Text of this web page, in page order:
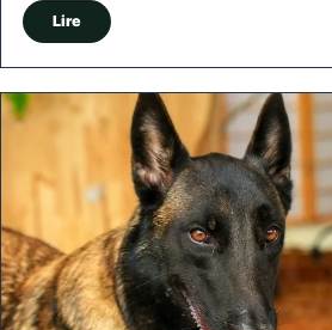
Lire